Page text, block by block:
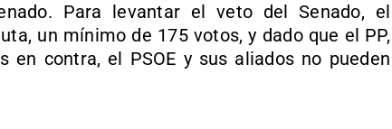
Para levantar el veto del Senado, el
un mínimo de 175 votos, y dado que el PP,
en contra, el PSOE y sus aliados no pueden